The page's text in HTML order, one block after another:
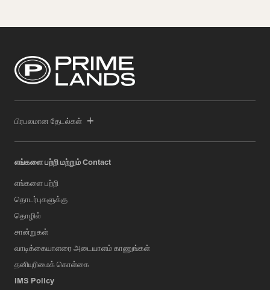
பிரபலமான தேடல்கள்
எங்களை பற்றி மற்றும் Contact
எங்களை பற்றி
தொடர்புகளுக்கு
தொழில்
சான்றுகள்
வாடிக்கையாளரை அடையாளம் காணுங்கள்
தனியுரிமைக் கொள்கை
IMS Policy